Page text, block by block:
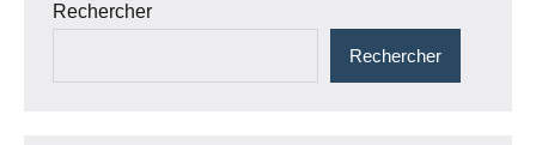
Rechercher
Rechercher